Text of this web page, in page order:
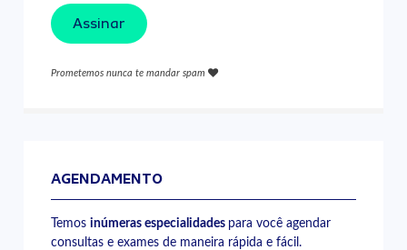
Assinar
Prometemos nunca te mandar spam
AGENDAMENTO
Temosinúmeras especialidades para você agendar
consultas e exames de maneira rápida e fácil.